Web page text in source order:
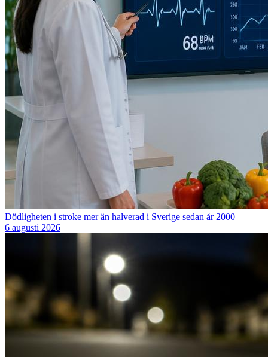
Dödligheten i stroke mer än halverad i Sverige sedan år 2000
6 augusti 2026